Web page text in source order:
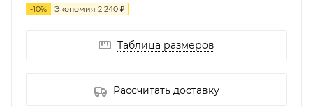
-10% Экономия 2 240 ₽
Таблица размеров
Рассчитать доставку